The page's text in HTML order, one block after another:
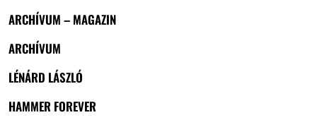
ARCHÍVUM – MAGAZIN
ARCHÍVUM
LÉNÁRD LÁSZLÓ
HAMMER FOREVER